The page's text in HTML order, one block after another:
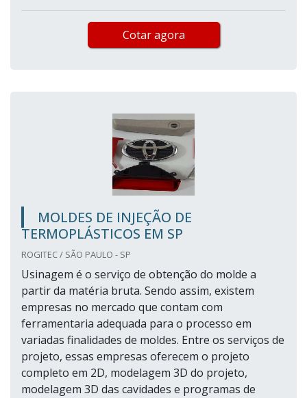
Cotar agora
MOLDES DE INJEÇÃO DE
TERMOPLÁSTICOS EM SP
ROGITEC / SÃO PAULO - SP
Usinagem é o serviço de obtenção do molde a
partir da matéria bruta. Sendo assim, existem
empresas no mercado que contam com
ferramentaria adequada para o processo em
variadas finalidades de moldes. Entre os serviços de
projeto, essas empresas oferecem o projeto
completo em 2D, modelagem 3D do projeto,
modelagem 3D das cavidades e programas de